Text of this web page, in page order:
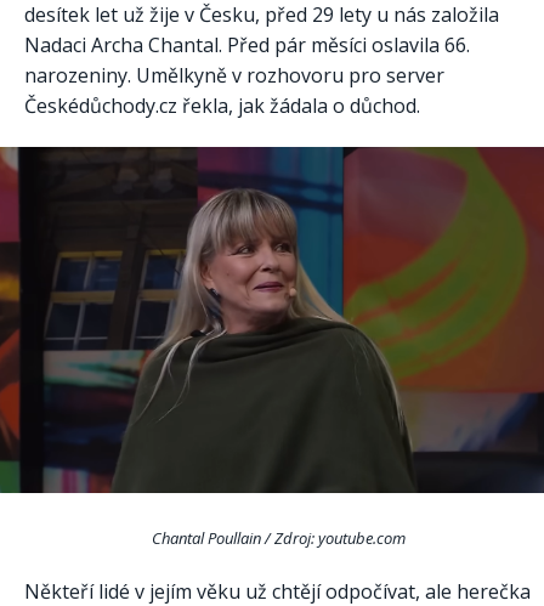
desítek let už žije v Česku, před 29 lety u nás založila
Nadaci Archa Chantal. Před pár měsíci oslavila 66.
narozeniny. Umělkyně v rozhovoru pro server
Českédůchody.cz řekla, jak žádala o důchod.
Chantal Poullain / Zdroj: youtube.com
Někteří lidé v jejím věku už chtějí odpočívat, ale herečka